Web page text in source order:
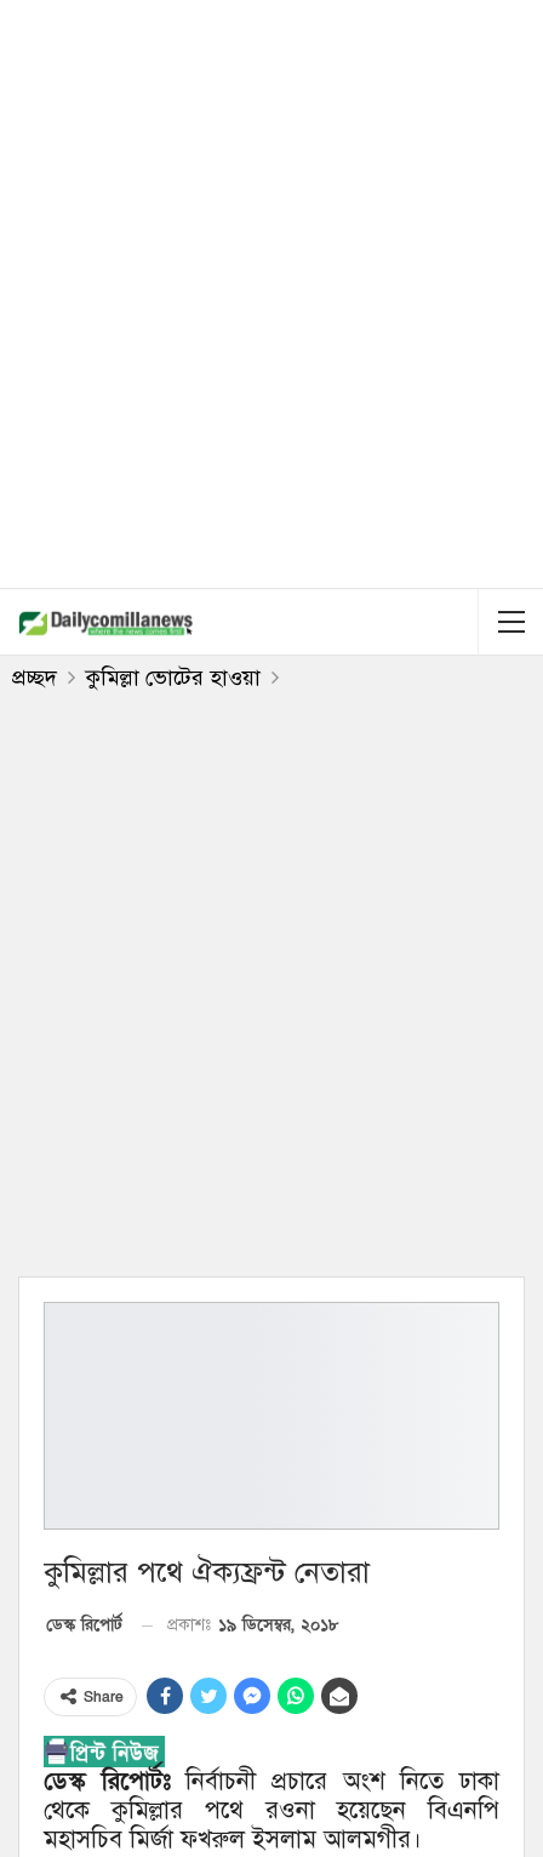
প্রচ্ছদ কুমিল্লা ভোটের হাওয়া
কুমিল্লার পথে ঐক্যফ্রন্ট নেতারা
ডেস্ক রিপোর্ট প্রকাশঃ ১৯ ডিসেম্বর, ২০১৮
Share
ডেস্ক রিপোর্টঃনির্বাচনী প্রচারে অংশ নিতে ঢাকা
থেকে কুমিল্লার পথে রওনা হয়েছেন বিএনপি
মহাসচিব মির্জা ফখরুল ইসলাম আলমগীর।